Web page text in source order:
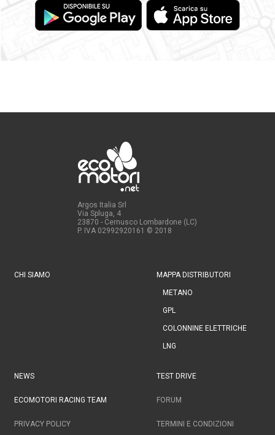
Argos Italia Srl
Via Spluga, 4
23870 - Cernusco Lombardone (LC)
P. IVA 02992920161 © 2018
CHI SIAMO MAPPA DISTRIBUTORI
METANO
GPL
COLONNINE ELETTRICHE
LNG
NEWS TEST DRIVE
ECOMOTORI RACING TEAM FORUM
PRIVACY POLICY TERMINI E CONDIZIONI